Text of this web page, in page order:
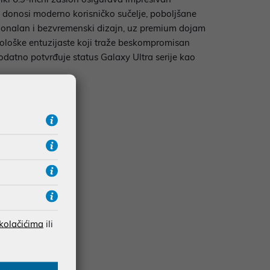
moderno korisničko sučelje, poboljšane
i bezvremenski dizajn, uz premium dojam
entuzijaste koji traže beskompromisan
potvrđuje status Galaxy Ultra serije kao
ili